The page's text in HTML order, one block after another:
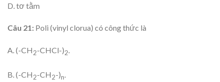
D. tơ tằm
Câu 21: Poli (vinyl clorua) có công thức là
A. (-CH2-CHCl-)2.
B. (-CH2-CH2-)n.